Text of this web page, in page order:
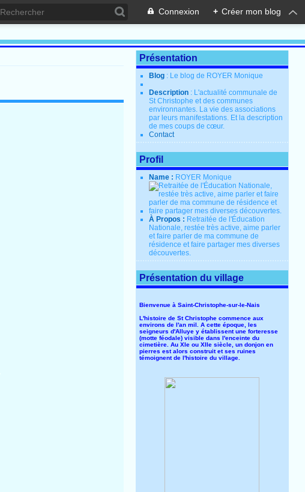
Connexion + Créer mon blog
Présentation
Blog : Le blog de ROYER Monique
Description : L'actualité communale de
St Christophe et des communes
environnantes. La vie des associations
par leurs manifestations. Et la description
de mes coups de cœur.
Contact
Profil
Name : ROYER Monique
À Propos : Retraitée de l'Éducation
Nationale, restée très active, aime parler
et faire parler de ma commune de
résidence et faire partager mes diverses
découvertes.
Présentation du village
Bienvenue à Saint-Christophe-sur-le-Nais
L'histoire de St Christophe commence aux
environs de l'an mil. A cette époque, les
seigneurs d'Alluye y établissent une forteresse
(motte féodale) visible dans l'enceinte du
cimetière. Au XIe ou XIIe siècle, un donjon en
pierres est alors construit et ses ruines
témoignent de l'histoire du village.